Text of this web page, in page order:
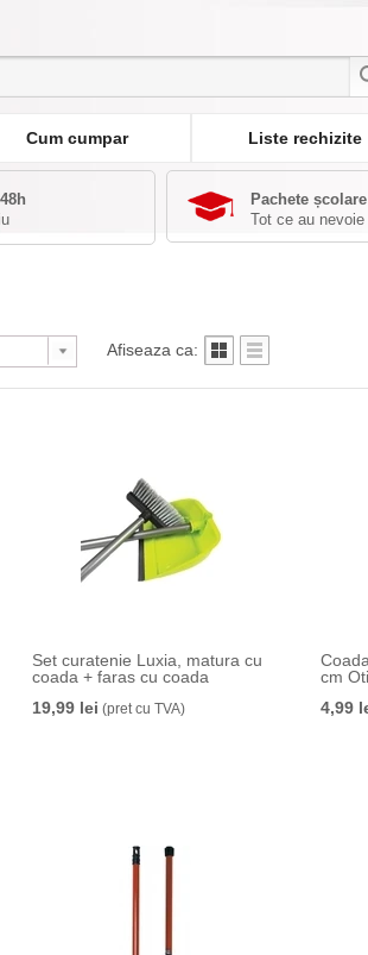
Cum cumpar Liste rechizite
Pachete
Tot ce au
Afiseaza ca:
Set curatenie Luxia, matura cu
coada + faras cu coada
19,99 lei (pret cu TVA)
cm Oti
4,99